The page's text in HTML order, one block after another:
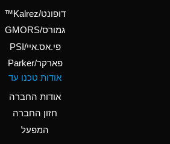
Ammonium Phosphate
A
Ammonium Sulfate
A
Amyl Acetate (Banana
דופונט/Kalrez™
גמורס/GMORS
פי.אס.איי/PSI
פארקר/Parker
אודות טכנו עד
אודות החברה
חזון החברה
המפעל